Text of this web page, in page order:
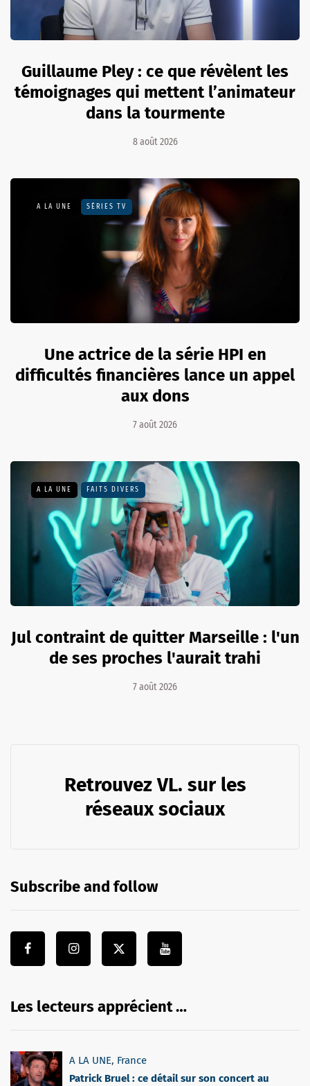
Guillaume Pley : ce que révèlent les
témoignages qui mettent l’animateur
dans la tourmente
8 août 2026
A LA UNE SÉRIES TV
Une actrice de la série HPI en
difficultés financières lance un appel
aux dons
7 août 2026
A LA UNE FAITS DIVERS
Jul contraint de quitter Marseille : l'un
de ses proches l'aurait trahi
7 août 2026
Retrouvez VL. sur les
réseaux sociaux
Subscribe and follow
Les lecteurs apprécient …
A LA UNE, France
Patrick Bruel : ce détail sur son concert au